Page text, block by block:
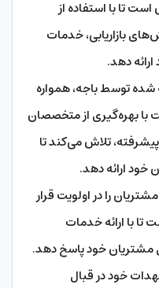
تا با استفاده از
بازاریابی، خدمات
دهد.
توسط باجه، همواره
با بهره‌گیری از متخصصان
پیشرفته، تلاش می‌کند تا
خود ارائه دهد.
را در اولویت قرار
با ارائه خدمات
مشتریان خود پاسخ دهد.
خود در قبال